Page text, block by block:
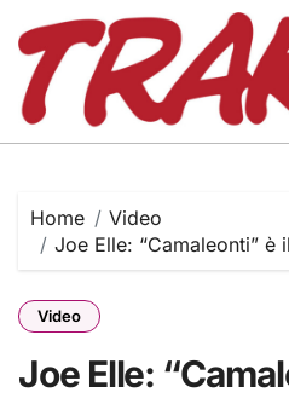
content
Home
Video
Joe Elle: “Camaleonti” è
Video
Joe Elle: